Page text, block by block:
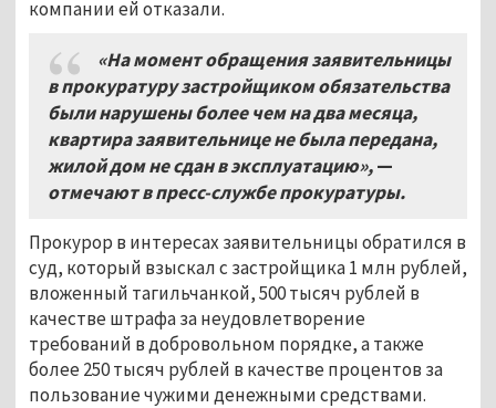
компании ей отказали.
«На момент обращения заявительницы
в прокуратуру застройщиком обязательства
были нарушены более чем на два месяца,
квартира заявительнице не была передана,
жилой дом не сдан в эксплуатацию»,—
отмечают в пресс-службе прокуратуры.
Прокурор в интересах заявительницы обратился в
суд, который взыскал с застройщика 1 млн рублей,
вложенный тагильчанкой, 500 тысяч рублей в
качестве штрафа за неудовлетворение
требований в добровольном порядке, а также
более 250 тысяч рублей в качестве процентов за
пользование чужими денежными средствами.